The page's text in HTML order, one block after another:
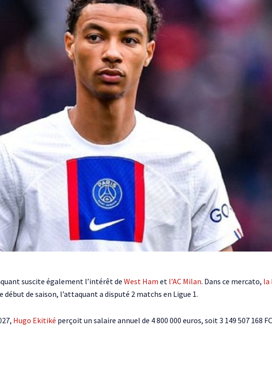
suscite également l’intérêt de West Ham et l’AC Milan. Dans ce mercato, la
de saison, l’attaquant a disputé 2 matchs en Ligue 1.
Hugo Ekitiké perçoit un salaire annuel de 4 800 000 euros, soit 3 149 507 168